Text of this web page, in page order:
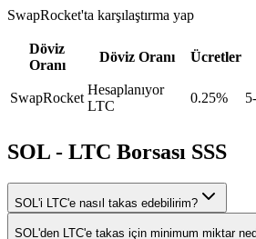
SwapRocket'ta karşılaştırma yap
Döviz
Oranı
Döviz Oranı Ücretler
SwapRocket
Hesaplanıyor
LTC
0.25%
SOL - LTC Borsası SSS
SOL'i LTC'e nasıl takas edebilirim?
SOL'den LTC'e takas için minimum miktar